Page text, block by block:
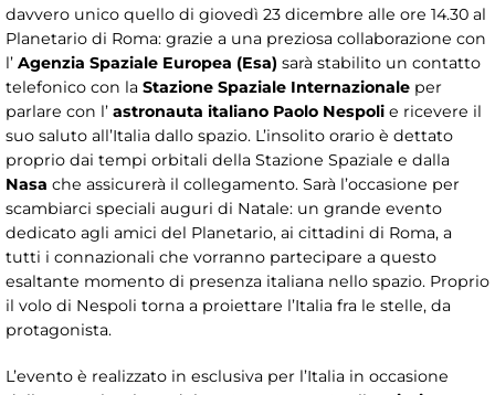
davvero unico quello di giovedì 23 dicembre alle ore 14.30 al
Planetario di Roma: grazie a una preziosa collaborazione con
l’ Agenzia Spaziale Europea (Esa) sarà stabilito un contatto
telefonico con la Stazione Spaziale Internazionale per
parlare con l’ astronauta italiano Paolo Nespoli e ricevere il
suo saluto all’Italia dallo spazio. L’insolito orario è dettato
proprio dai tempi orbitali della Stazione Spaziale e dalla
Nasa che assicurerà il collegamento. Sarà l’occasione per
scambiarci speciali auguri di Natale: un grande evento
dedicato agli amici del Planetario, ai cittadini di Roma, a
tutti i connazionali che vorranno partecipare a questo
esaltante momento di presenza italiana nello spazio. Proprio
il volo di Nespoli torna a proiettare l’Italia fra le stelle, da
protagonista.
L’evento è realizzato in esclusiva per l’Italia in occasione